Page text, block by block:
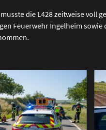
die L428 zeitweise voll
Feuerwehr Ingelheim sowie